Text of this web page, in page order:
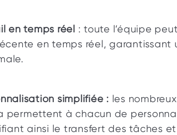
en temps réel : toute l’équipe
en temps réel,
simplifiée : les
permettent à chacun de
ainsi le transfert des tâches